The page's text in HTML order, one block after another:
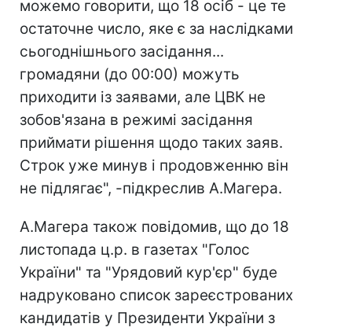
можемо говорити, що 18 осіб - це те
остаточне число, яке є за наслідками
сьогоднішнього засідання...
громадяни (до 00:00) можуть
приходити із заявами, але ЦВК не
зобов'язана в режимі засідання
приймати рішення щодо таких заяв.
Строк уже минув і продовженню він
не підлягає", -підкреслив А.Магера.
А.Магера також повідомив, що до 18
листопада ц.р. в газетах "Голос
України" та "Урядовий кур'єр" буде
надруковано список зареєстрованих
кандидатів у Президенти України з